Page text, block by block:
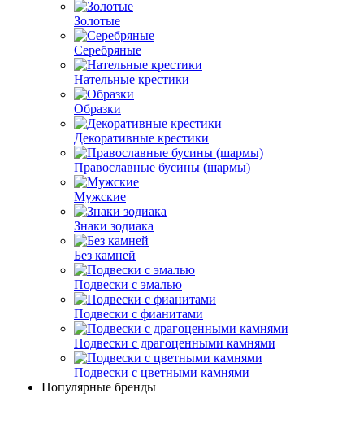
Золотые
Серебряные
Нательные крестики
Образки
Декоративные крестики
Православные бусины (шармы)
Мужские
Знаки зодиака
Без камней
Подвески с эмалью
Подвески с фианитами
Подвески с драгоценными камнями
Подвески с цветными камнями
Популярные бренды